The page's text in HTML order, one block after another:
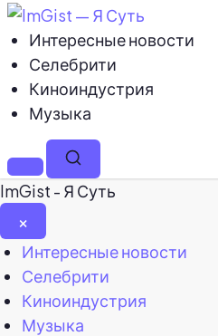
Интересные новости
Селебрити
Киноиндустрия
Музыка
МенюПоиск
ImGist - Я Суть
×
Закрыть
меню
Интересные новости
Селебрити
Киноиндустрия
Музыка